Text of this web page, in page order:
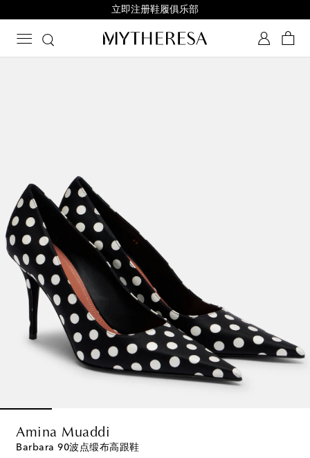
立即注册鞋履俱乐部
Amina Muaddi
Barbara 90波点缎布高跟鞋